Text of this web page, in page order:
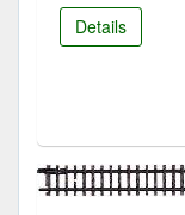
Details